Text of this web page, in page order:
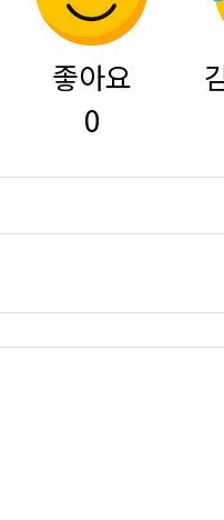
좋아요
0